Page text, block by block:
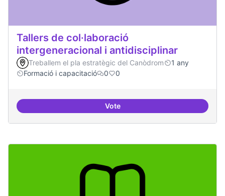
Tallers de col·laboració
intergeneracional i antidisciplinar
Treballem el pla estratègic del Canòdrom
1 any
Formació i capacitació
0 0
VoteTallers de col·laboració